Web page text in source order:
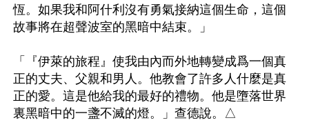
恆。如果我和阿什利沒有勇氣接納這個生命，這個
故事將在超聲波室的黑暗中結束。」
「『伊萊的旅程』使我由內而外地轉變成爲一個真
正的丈夫、父親和男人。他教會了許多人什麼是真
正的愛。這是他給我的最好的禮物。他是墮落世界
裏黑暗中的一盞不滅的燈。」查德說。△